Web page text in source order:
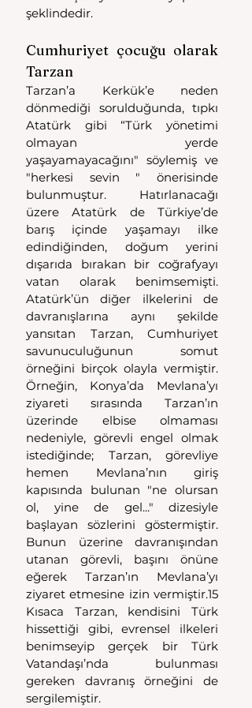
şeklindedir.
Cumhuriyet çocuğu olarak
Tarzan
Tarzan’a Kerkük’e neden
dönmediği sorulduğunda, tıpkı
Atatürk gibi “Türk yönetimi
olmayan yerde
yaşayamayacağını" söylemiş ve
"herkesi sevin " önerisinde
bulunmuştur. Hatırlanacağı
üzere Atatürk de Türkiye’de
barış içinde yaşamayı ilke
edindiğinden, doğum yerini
dışarıda bırakan bir coğrafyayı
vatan olarak benimsemişti.
Atatürk’ün diğer ilkelerini de
davranışlarına aynı şekilde
yansıtan Tarzan, Cumhuriyet
savunuculuğunun somut
örneğini birçok olayla vermiştir.
Örneğin, Konya’da Mevlana’yı
ziyareti sırasında Tarzan’ın
üzerinde elbise olmaması
nedeniyle, görevli engel olmak
istediğinde; Tarzan, görevliye
hemen Mevlana’nın giriş
kapısında bulunan "ne olursan
ol, yine de gel..." dizesiyle
başlayan sözlerini göstermiştir.
Bunun üzerine davranışından
utanan görevli, başını önüne
eğerek Tarzan’ın Mevlana’yı
ziyaret etmesine izin vermiştir.15
Kısaca Tarzan, kendisini Türk
hissettiği gibi, evrensel ilkeleri
benimseyip gerçek bir Türk
Vatandaşı’nda bulunması
gereken davranış örneğini de
sergilemiştir.